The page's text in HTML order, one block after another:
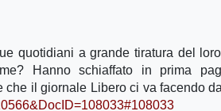
quotidiani a grande tiratura del
Hanno schiaffato in prima
che il giornale Libero ci va facendo